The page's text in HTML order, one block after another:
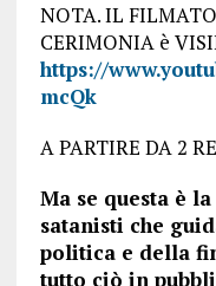
NOTA. IL
CERIMONIA è
https://
mcQk
A PARTIRE DA 2
Ma se questa è
satanisti che
politica e della
tutto ciò in